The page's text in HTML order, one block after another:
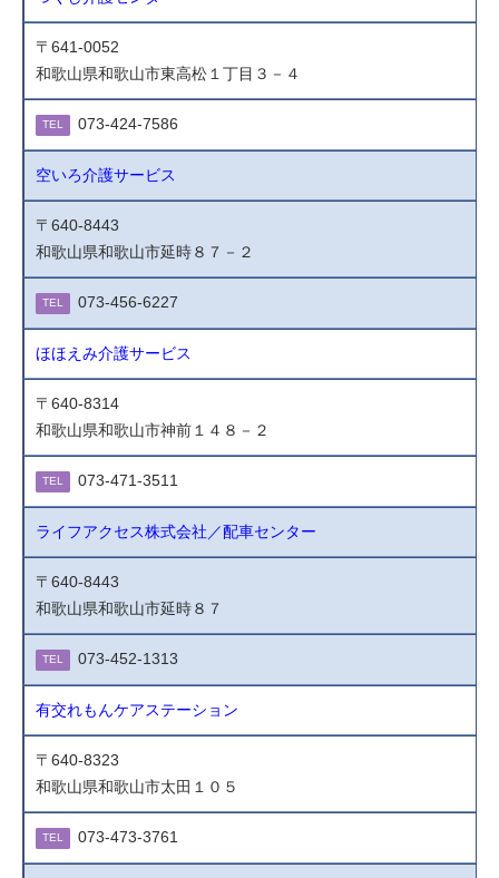
〒641-0052
和歌山県和歌山市東高松１丁目３－４
TEL 073-424-7586
空いろ介護サービス
〒640-8443
和歌山県和歌山市延時８７－２
TEL 073-456-6227
ほほえみ介護サービス
〒640-8314
和歌山県和歌山市神前１４８－２
TEL 073-471-3511
ライフアクセス株式会社／配車センター
〒640-8443
和歌山県和歌山市延時８７
TEL 073-452-1313
有交れもんケアステーション
〒640-8323
和歌山県和歌山市太田１０５
TEL 073-473-3761